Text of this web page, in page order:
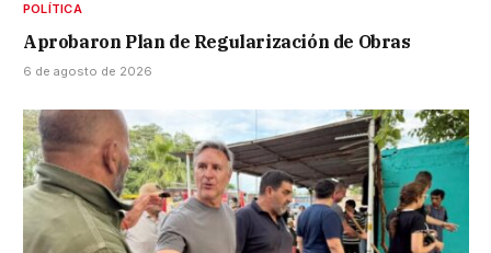
POLÍTICA
Aprobaron Plan de Regularización de Obras
6 de agosto de 2026